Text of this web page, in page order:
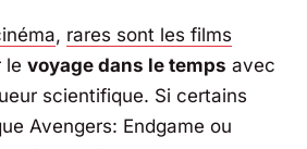
, rares sont les films
le voyage dans le temps avec
scientifique. Si certains
Avengers: Endgame ou